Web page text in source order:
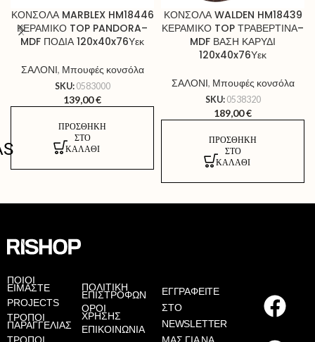
ΚΟΝΣΟΛΑ MARBLEX HM18446
ΚΕΡΑΜΙΚΟ TOP PANDORA–
MDF ΠΟΔΙΑ 120x40x76Υεκ
ΣΑΛΟΝΙ, Μπουφές κονσόλα
SKU: 0583000
139,00€
ΠΡΟΣΘΉΚΗ
ΣΤΟ
ΚΑΛΆΘΙ
ΚΟΝΣΟΛΑ WALDEN HM18439
ΚΕΡΑΜΙΚΟ TOP ΤΡΑΒΕΡΤΙΝΑ–
MDF ΒΑΣΗ ΚΑΡΥΔΙ
120x40x76Υεκ
ΣΑΛΟΝΙ, Μπουφές κονσόλα
SKU: 0538320
189,00€
ΠΡΟΣΘΉΚΗ
ΣΤΟ
ΚΑΛΆΘΙ
ΠΟΙΟΙ
ΕΙΜΑΣΤΕ
PROJECTS
ΤΡΟΠΟΙ
ΠΑΡΑΓΓΕΛΙΑΣ
ΤΡΟΠΟΙ
ΠΟΛΙΤΙΚΗ
ΕΠΙΣΤΡΟΦΩΝ
ΟΡΟΙ
ΧΡΗΣΗΣ
ΕΠΙΚΟΙΝΩΝΙΑ
ΕΓΓΡΑΦΕΙΤΕ
ΣΤΟ
NEWSLETTER
ΜΑΣ ΓΙΑ ΝΑ